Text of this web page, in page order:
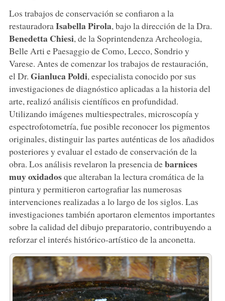
Los trabajos de conservación se confiaron a la
restauradoraIsabella Pirola, bajo la dirección de la Dra.
Benedetta Chiesi, de la Soprintendenza Archeologia,
Belle Arti e Paesaggio de Como, Lecco, Sondrio y
Varese. Antes de comenzar los trabajos de restauración,
el Dr. Gianluca Poldi, especialista conocido por sus
investigaciones de diagnóstico aplicadas a la historia del
arte, realizó análisis científicos en profundidad.
Utilizando imágenes multiespectrales, microscopía y
espectrofotometría, fue posible reconocer los pigmentos
originales, distinguir las partes auténticas de los añadidos
posteriores y evaluar el estado de conservación de la
obra. Los análisis revelaron la presencia debarnices
muy oxidadosque alteraban la lectura cromática de la
pintura y permitieron cartografiar las numerosas
intervenciones realizadas a lo largo de los siglos. Las
investigaciones también aportaron elementos importantes
sobre la calidad del dibujo preparatorio, contribuyendo a
reforzar el interés histórico-artístico de la anconetta.